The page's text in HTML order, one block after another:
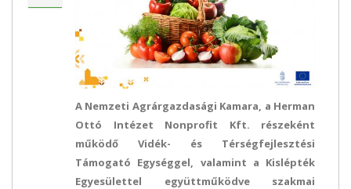
A Nemzeti Agrárgazdasági Kamara, a Herman
Ottó Intézet Nonprofit Kft. részeként
működő Vidék- és Térségfejlesztési
Támogató Egységgel, valamint a Kislépték
Egyesülettel együttműködve szakmai